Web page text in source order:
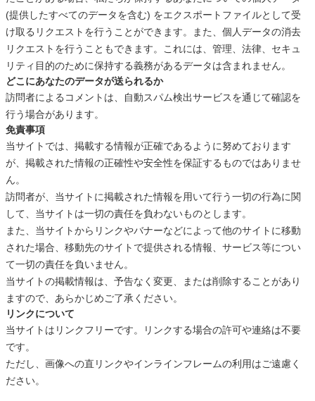
(提供したすべてのデータを含む) をエクスポートファイルとして受
け取るリクエストを行うことができます。また、個人データの消去
リクエストを行うこともできます。これには、管理、法律、セキュ
リティ目的のために保持する義務があるデータは含まれません。
どこにあなたのデータが送られるか
訪問者によるコメントは、自動スパム検出サービスを通じて確認を
行う場合があります。
免責事項
当サイトでは、掲載する情報が正確であるように努めております
が、掲載された情報の正確性や安全性を保証するものではありませ
ん。
訪問者が、当サイトに掲載された情報を用いて行う一切の行為に関
して、当サイトは一切の責任を負わないものとします。
また、当サイトからリンクやバナーなどによって他のサイトに移動
された場合、移動先のサイトで提供される情報、サービス等につい
て一切の責任を負いません。
当サイトの掲載情報は、予告なく変更、または削除することがあり
ますので、あらかじめご了承ください。
リンクについて
当サイトはリンクフリーです。リンクする場合の許可や連絡は不要
です。
ただし、画像への直リンクやインラインフレームの利用はご遠慮く
ださい。